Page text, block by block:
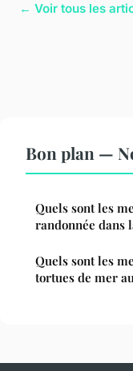
← Voir tous les
Bon plan —
Quels sont les
randonnée dans
Quels sont les
tortues de mer